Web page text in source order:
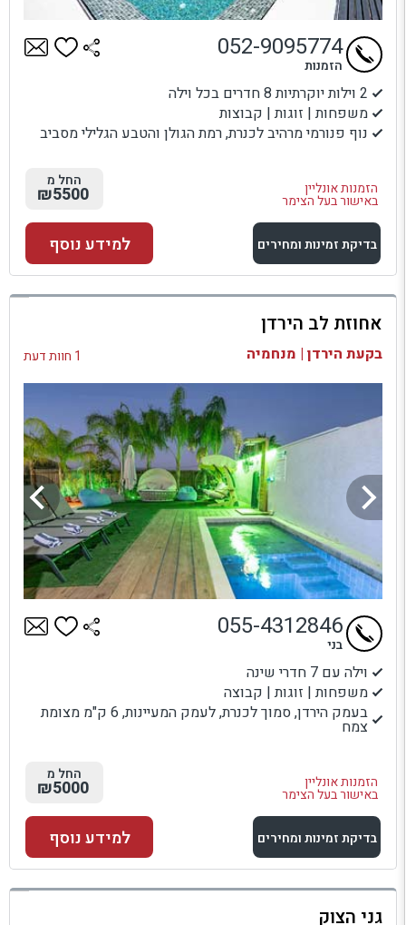
2 וילות יוקרתיות 8 חדרים בכל וילה
משפחות | זוגות | קבוצות
נוף פנורמי מרהיב לכנרת, רמת הגולן והטבע הגלילי מסביב
הזמנות אונליין
באישור בעל הצימר
052-9095774
הזמנות
החל מ
₪5500
בדיקת זמינות ומחירים
למתחם זה
בדיקת זמינות ומחירים
למידע נוסף
אחוזת לב הירדן
בקעת הירדן | מנחמיה 1 חוות דעת
וילה עם 7 חדרי שינה
משפחות | זוגות | קבוצה
בעמק הירדן, סמוך לכנרת, לעמק המעיינות, 6 ק"מ מצומת
צמח
הזמנות אונליין
באישור בעל הצימר
055-4312846
בני
החל מ
₪5000
בדיקת זמינות ומחירים
למתחם זה
למידע נוסף
גני הצוק